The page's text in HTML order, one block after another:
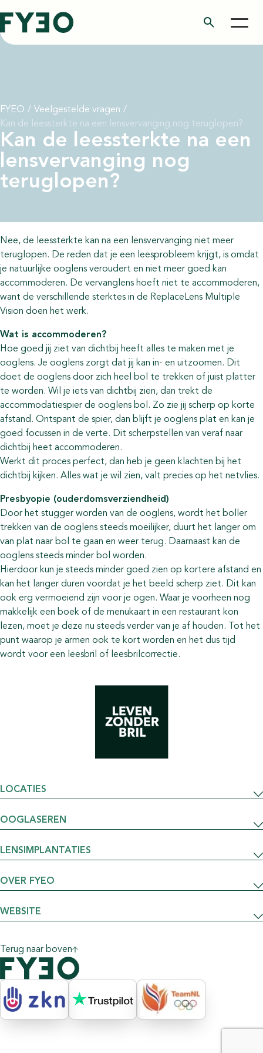
search
FYEO / Veelgestelde vragen /
Kan de leessterkte na een lensvervanging nog teruglopen?
Kan de leessterkte na een
lensvervanging nog
teruglopen?
Nee, de leessterkte kan na een lensvervanging niet meer
teruglopen. De reden dat je een leesprobleem krijgt, is omdat
je natuurlijke ooglens veroudert en niet meer goed kan
accommoderen. De vervanglens hoeft niet te accommoderen,
want de verschillende sterktes in de ReplaceLens Multiple
Vision doen het werk.
Wat is accommoderen?
Hoe goed jij ziet van dichtbij heeft alles te maken met je
ooglens. Je ooglens zorgt dat jij kan in- en uitzoomen. Dit
doet de ooglens door zich heel bol te trekken of juist platter
te worden. Wil je iets van dichtbij zien, dan trekt de
accommodatiespier de ooglens bol. Zo zie jij scherp op korte
afstand. Ontspant de spier, dan blijft je ooglens plat en kan je
goed focussen in de verte. Dit scherpstellen van veraf naar
dichtbij heet accommoderen.
Werkt dit proces perfect, dan heb je geen klachten bij het
dichtbij kijken. Alles wat je wil zien, valt precies op het netvlies.
Presbyopie (ouderdomsverziendheid)
Door het stugger worden van de ooglens, wordt het boller
trekken van de ooglens steeds moeilijker, duurt het langer om
van plat naar bol te gaan en weer terug. Daarnaast kan de
ooglens steeds minder bol worden.
Hierdoor kun je steeds minder goed zien op kortere afstand en
kan het langer duren voordat je het beeld scherp ziet. Dit kan
ook erg vermoeiend zijn voor je ogen. Waar je voorheen nog
makkelijk een boek of de menukaart in een restaurant kon
lezen, moet je deze nu steeds verder van je af houden. Tot het
punt waarop je armen ook te kort worden en het dus tijd
wordt voor een leesbril of leesbrilcorrectie.
LOCATIES
OOGLASEREN
LENSIMPLANTATIES
OVER FYEO
WEBSITE
Terug naar boven